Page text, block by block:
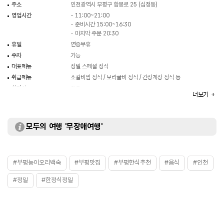
주소
인천광역시 부평구 함봉로 25 (십정동)
영업시간
- 11:00~21:00
- 준비시간 15:00~16:30
- 마지막 주문 20:30
휴일
연증무휴
주차
가능
대표메뉴
정밀 스페셜 정식
취급메뉴
소갈비찜 정식 / 보리굴비 정식 / 간장게장 정식 등
화장실
있음
더보기
모두의 여행 '무장애여행'
#부평능이오리백숙 #부평맛집 #부평한식추천 #음식 #인천
#정밀 #한정식정밀